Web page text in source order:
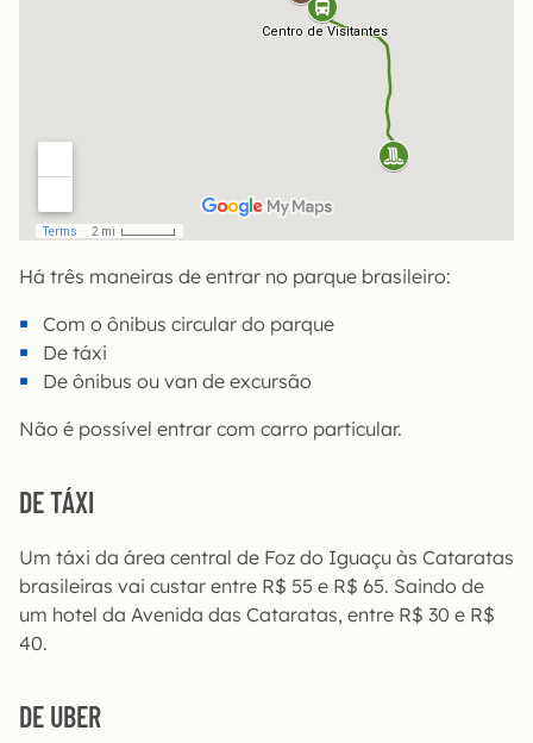
Há três maneiras de entrar no parque brasileiro:
Com o ônibus circular do parque
De táxi
De ônibus ou van de excursão
Não é possível entrar com carro particular.
DE TÁXI
Um táxi da área central de Foz do Iguaçu às Cataratas
brasileiras vai custar entre R$ 55 e R$ 65. Saindo de
um hotel da Avenida das Cataratas, entre R$ 30 e R$
40.
DE UBER